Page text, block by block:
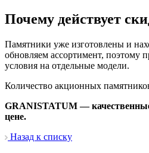
Почему действует
Памятники уже изготовлены и
обновляем ассортимент, поэтому
условия на отдельные модели.
Количество акционных
GRANISTATUM —
цене.
Назад к списку